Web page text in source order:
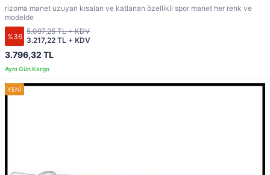
rizoma manet uzuyan kısalan ve katlanan özellikli spor manet her renk ve
modelde
%36
3.796,32 TL
3.217,22 TL + KDV
5.097,25 TL + KDV